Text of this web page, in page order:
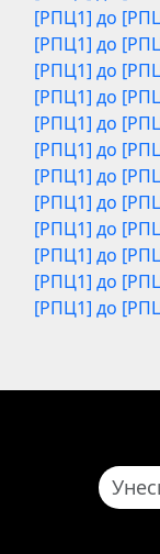
[РПЦ1] до
[РПЦ1] до
[РПЦ1] до
[РПЦ1] до
[РПЦ1] до
[РПЦ1] до
[РПЦ1] до
[РПЦ1] до
[РПЦ1] до
[РПЦ1] до
[РПЦ1] до
[РПЦ1] до